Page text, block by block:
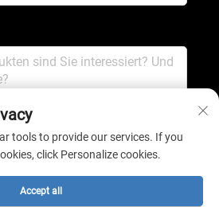
Absenden
tools to provide our services. If you
click Personalize cookies.
Accept all